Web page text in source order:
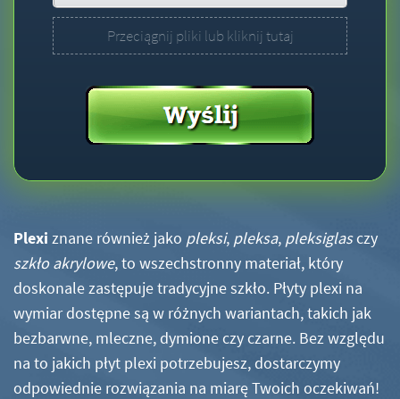
Przeciągnij pliki lub kliknij tutaj
Plexi znane również jako pleksi, pleksa, pleksiglasczy
szkło akrylowe, to wszechstronny materiał, który
doskonale zastępuje tradycyjne szkło. Płyty plexi na
wymiar dostępne są w różnych wariantach, takich jak
bezbarwne, mleczne, dymione czy czarne. Bez względu
na to jakich płyt plexi potrzebujesz, dostarczymy
odpowiednie rozwiązania na miarę Twoich oczekiwań!